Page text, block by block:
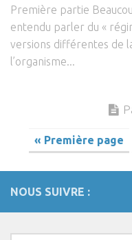
Contact
Première partie
entendu parler du «
versions différentes de
l’organisme...
« Première page
NOUS SUIVRE :